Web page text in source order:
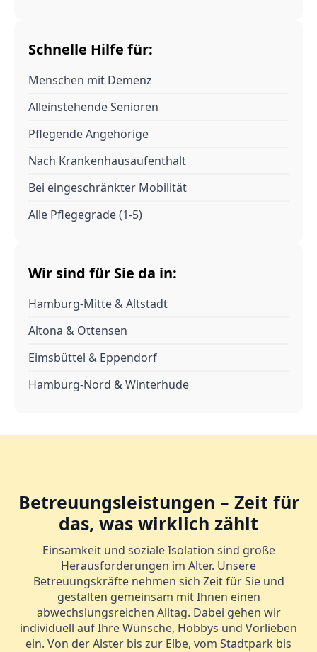
Schnelle Hilfe für:
Menschen mit Demenz
Alleinstehende Senioren
Pflegende Angehörige
Nach Krankenhausaufenthalt
Bei eingeschränkter Mobilität
Alle Pflegegrade (1-5)
Wir sind für Sie da in:
Hamburg-Mitte & Altstadt
Altona & Ottensen
Eimsbüttel & Eppendorf
Hamburg-Nord & Winterhude
Betreuungsleistungen – Zeit für
das, was wirklich zählt
Einsamkeit und soziale Isolation sind große
Herausforderungen im Alter. Unsere
Betreuungskräfte nehmen sich Zeit für Sie und
gestalten gemeinsam mit Ihnen einen
abwechslungsreichen Alltag. Dabei gehen wir
individuell auf Ihre Wünsche, Hobbys und Vorlieben
ein. Von der Alster bis zur Elbe, vom Stadtpark bis